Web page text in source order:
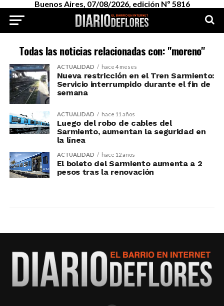
Buenos Aires, 07/08/2026, edición Nº 5816
Todas las noticias relacionadas con: "moreno"
ACTUALIDAD hace 4 meses
Nueva restricción en el Tren Sarmiento:
Servicio interrumpido durante el fin de
semana
ACTUALIDAD hace 11 años
Luego del robo de cables del
Sarmiento, aumentan la seguridad en
la línea
ACTUALIDAD hace 12 años
El boleto del Sarmiento aumenta a 2
pesos tras la renovación